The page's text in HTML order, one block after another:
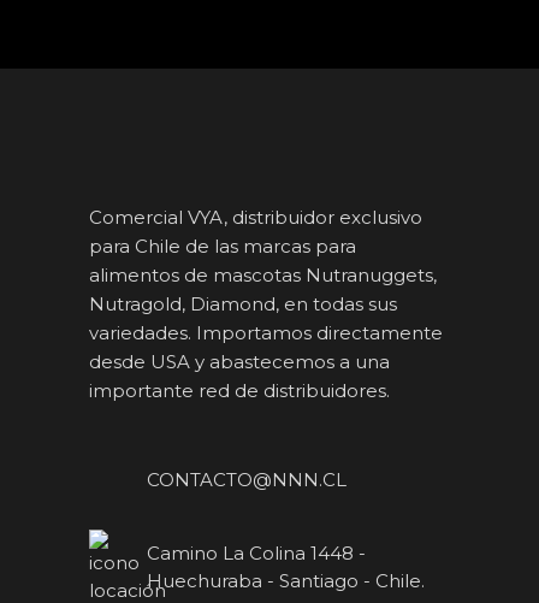
Comercial VYA, distribuidor exclusivo
para Chile de las marcas para
alimentos de mascotas Nutranuggets,
Nutragold, Diamond, en todas sus
variedades. Importamos directamente
desde USA y abastecemos a una
importante red de distribuidores.
CONTACTO@NNN.CL
Camino La Colina 1448 -
Huechuraba - Santiago - Chile.